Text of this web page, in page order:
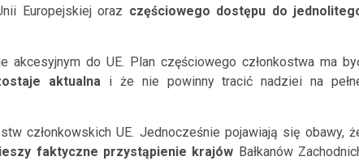
Europejskiej oraz częściowego dostępu do
do UE. Plan częściowego członkostwa ma
aktualna i że nie powinny tracić nadziei na
członkowskich UE. Jednocześnie pojawiają się obawy,
faktyczne przystąpienie krajów Bałkanów